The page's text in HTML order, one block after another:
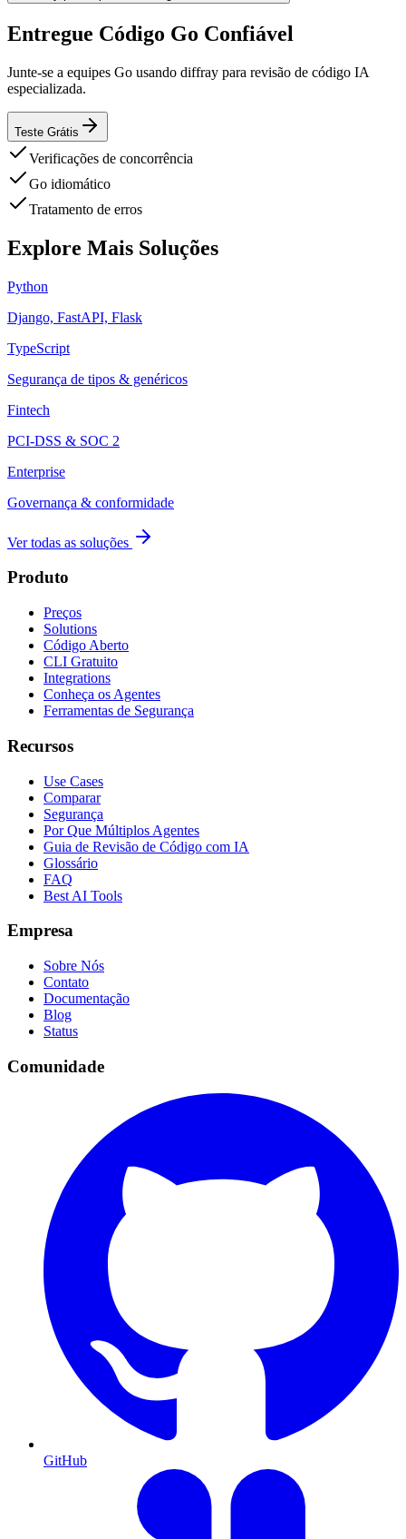
Entregue Código Go Confiável
Junte-se a equipes Go usando diffray para revisão de código IA
especializada.
Teste Grátis
Verificações de concorrência
Go idiomático
Tratamento de erros
Explore Mais Soluções
Python
Django, FastAPI, Flask
TypeScript
Segurança de tipos & genéricos
Fintech
PCI-DSS & SOC 2
Enterprise
Governança & conformidade
Ver todas as soluções
Produto
Preços
Solutions
Código Aberto
CLI Gratuito
Integrations
Conheça os Agentes
Ferramentas de Segurança
Recursos
Use Cases
Comparar
Segurança
Por Que Múltiplos Agentes
Guia de Revisão de Código com IA
Glossário
FAQ
Best AI Tools
Empresa
Sobre Nós
Contato
Documentação
Blog
Status
Comunidade
GitHub